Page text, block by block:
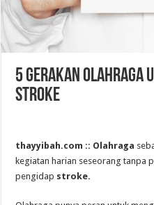
5 Gerakan Olahraga
Stroke
thayyibah.com :: Olahraga
kegiatan harian seseorang tanpa
pengidap stroke.